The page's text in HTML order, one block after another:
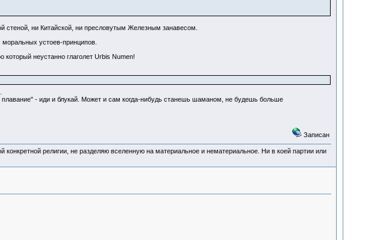
стеной, ни Китайской, ни пресловутым Железным занавесом.
моральных устоев-принципов.
неустанно глаголет Urbis Numen!
- иди и блукай. Может и сам когда-нибудь станешь шаманом, не будешь больше
Записан
конкретной религии, не разделяю вселенную на материальное и нематериальное. Ни в коей партии или